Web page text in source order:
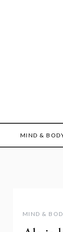
MIND &
MIND &